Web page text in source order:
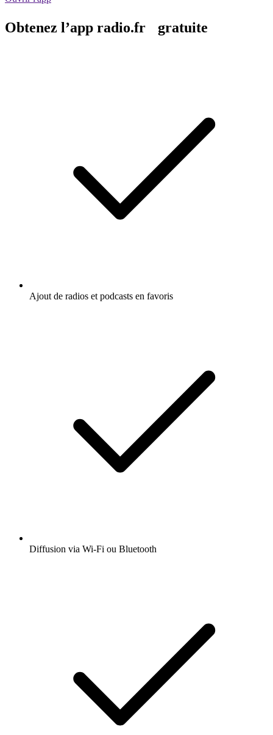
Obtenez l’app radio.fr gratuite
Ajout de radios et podcasts en favoris
Diffusion via Wi-Fi ou Bluetooth